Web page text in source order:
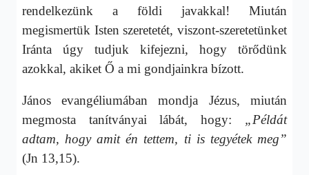
rendelkezünk a földi javakkal! Miután
megismertük Isten szeretetét, viszont-szeretetünket
Iránta úgy tudjuk kifejezni, hogy törődünk
azokkal, akiket Ő a mi gondjainkra bízott.
János evangéliumában mondja Jézus, miután
megmosta tanítványai lábát, hogy: „Példát
adtam, hogy amit én tettem, ti is tegyétek meg”
(Jn 13,15).